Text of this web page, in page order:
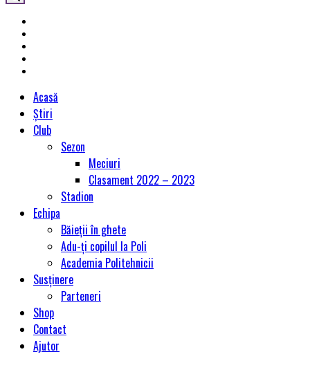
Acasă
Știri
Club
Sezon
Meciuri
Clasament 2022 – 2023
Stadion
Echipa
Băieții în ghete
Adu-ți copilul la Poli
Academia Politehnicii
Susținere
Parteneri
Shop
Contact
Ajutor